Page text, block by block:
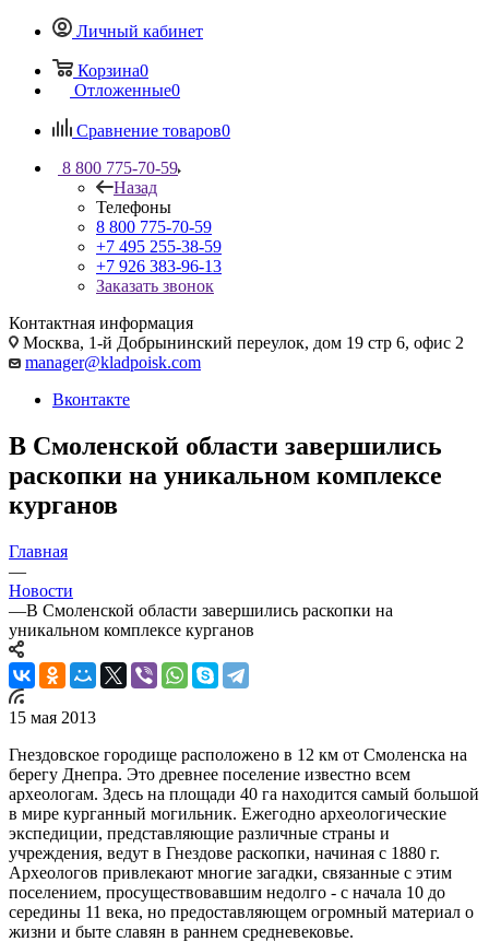
Личный кабинет
Корзина0
Отложенные0
Сравнение товаров0
8 800 775-70-59
Назад
Телефоны
8 800 775-70-59
+7 495 255-38-59
+7 926 383-96-13
Заказать звонок
Контактная информация
Москва, 1-й Добрынинский переулок, дом 19 стр 6, офис 2
manager@kladpoisk.com
Вконтакте
В Смоленской области завершились
раскопки на уникальном комплексе
курганов
Главная
—
Новости
—В Смоленской области завершились раскопки на
уникальном комплексе курганов
15 мая 2013
Гнездовское городище расположено в 12 км от Смоленска на
берегу Днепра. Это древнее поселение известно всем
археологам. Здесь на площади 40 га находится самый большой
в мире курганный могильник. Ежегодно археологические
экспедиции, представляющие различные страны и
учреждения, ведут в Гнездове раскопки, начиная с 1880 г.
Археологов привлекают многие загадки, связанные с этим
поселением, просуществовавшим недолго - с начала 10 до
середины 11 века, но предоставляющем огромный материал о
жизни и быте славян в раннем средневековье.